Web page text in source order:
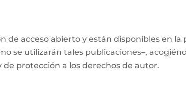
de acceso abierto y están disponibles en la
se utilizarán tales publicaciones–,
protección a los derechos de autor.